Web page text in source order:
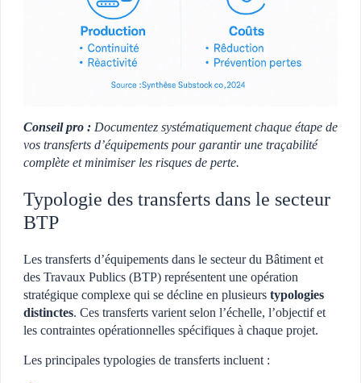
Conseil pro : Documentez systématiquement chaque étape de
vos transferts d’équipements pour garantir une traçabilité
complète et minimiser les risques de perte.
Typologie des transferts dans le secteur
BTP
Les transferts d’équipements dans le secteur du Bâtiment et
des Travaux Publics (BTP) représentent une opération
stratégique complexe qui se décline en plusieurs typologies
distinctes. Ces transferts varient selon l’échelle, l’objectif et
les contraintes opérationnelles spécifiques à chaque projet.
Les principales typologies de transferts incluent :